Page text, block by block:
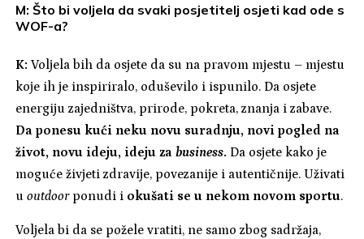
M: Što bi voljela da svaki posjetitelj osjeti kad ode s
WOF-a?
K: Voljela bih da osjete da su na pravom mjestu – mjestu
koje ih je inspiriralo, oduševilo i ispunilo. Da osjete
energiju zajedništva, prirode, pokreta, znanja i zabave.
Da ponesu kući neku novu suradnju, novi pogled na
život, novu ideju, ideju zabusiness. Da osjete kako je
moguće živjeti zdravije, povezanije i autentičnije. Uživati
uoutdoorponudi i okušati se u nekom novom sportu.
Voljela bi da se požele vratiti, ne samo zbog sadržaja,